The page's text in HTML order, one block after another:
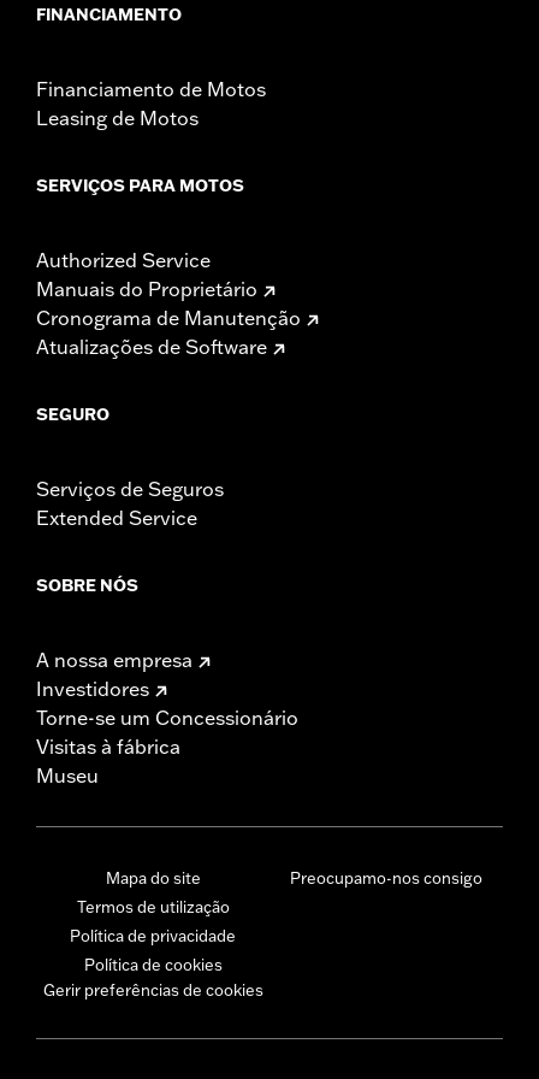
FINANCIAMENTO
Financiamento de Motos
Leasing de Motos
SERVIÇOS PARA MOTOS
Authorized Service
Manuais do Proprietário
Cronograma de Manutenção
Atualizações de Software
SEGURO
Serviços de Seguros
Extended Service
SOBRE NÓS
A nossa empresa
Investidores
Torne-se um Concessionário
Visitas à fábrica
Museu
Mapa do site
Termos de utilização
Política de privacidade
Política de cookies
Gerir preferências de cookies
Preocupamo-nos consigo